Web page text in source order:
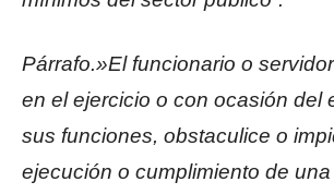
Párrafo.»El funcionario o
en el ejercicio o con ocasión del
sus funciones, obstaculice o
ejecución o cumplimiento de